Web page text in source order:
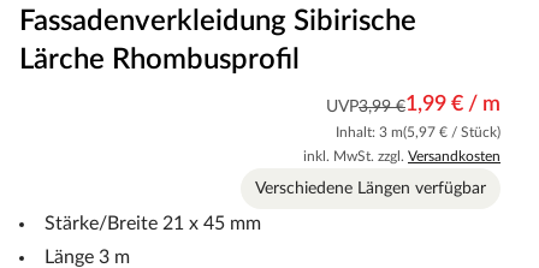
Fassadenverkleidung Sibirische
Lärche Rhombusprofil
UVP3,99 €1,99 € / m
Inhalt: 3 m(5,97 € / Stück)
inkl. MwSt. zzgl. Versandkosten
Verschiedene Längen verfügbar
Stärke/Breite 21 x 45 mm
Länge 3 m